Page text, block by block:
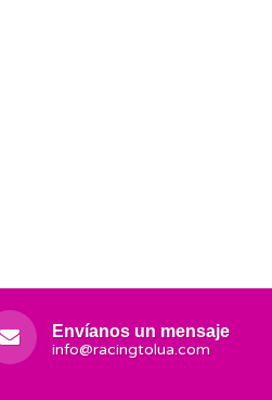
Envíanos un mensaje
info@racingtolua.com